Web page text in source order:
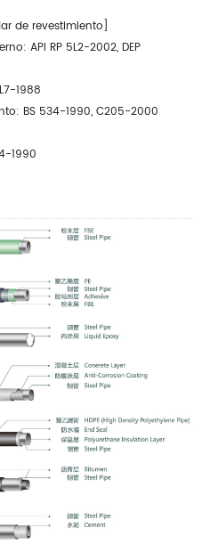
de revestimiento]
API RP 5L2-2002, DEP
1988
BS 534-1990, C205-2000
1990